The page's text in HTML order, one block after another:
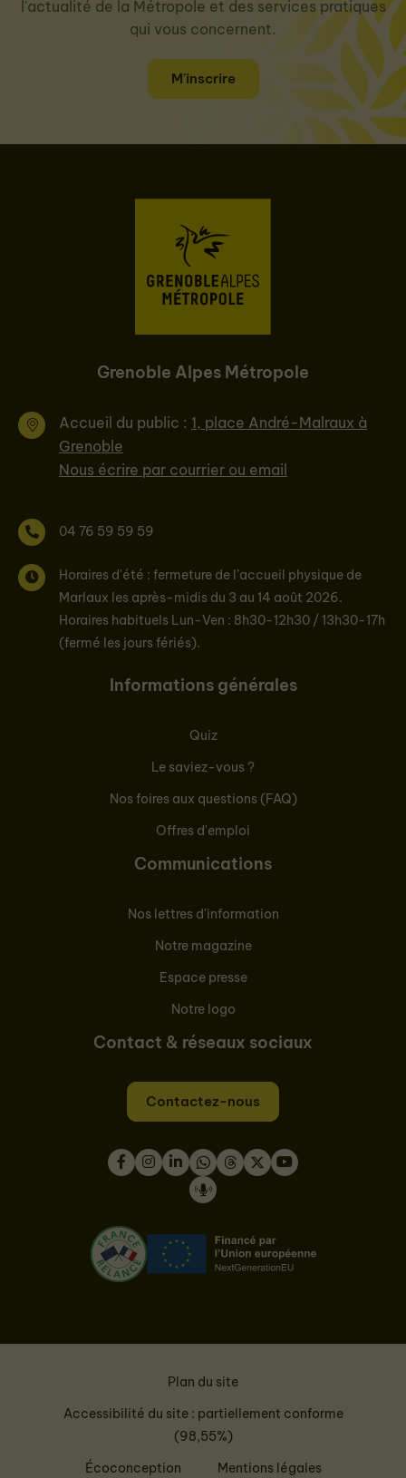
l'actualité de la Métropole et des services pratiques
qui vous concernent.
M'inscrire
Grenoble Alpes Métropole
Accueil du public : 1, place André-Malraux à
Grenoble
Nous écrire par courrier ou email
04 76 59 59 59
Horaires d'été : fermeture de l’accueil physique de
Marlaux les après-midis du 3 au 14 août 2026.
Horaires habituels Lun-Ven : 8h30-12h30 / 13h30-17h
(fermé les jours fériés).
Informations générales
Quiz
Le saviez-vous ?
Nos foires aux questions (FAQ)
Offres d'emploi
Communications
Nos lettres d'information
Notre magazine
Espace presse
Notre logo
Contact & réseaux sociaux
Contactez-nous
Instagram
LinkedInWhatsApp
Plan du site
Accessibilité du site : partiellement conforme
(98,55%)
Écoconception
Mentions légales